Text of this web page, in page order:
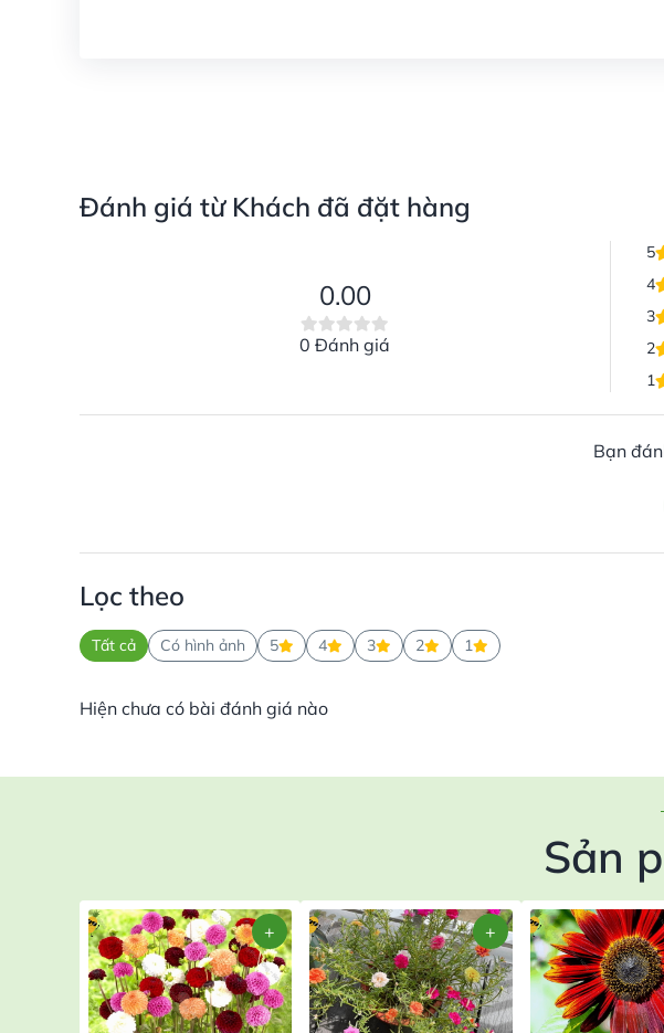
Đánh giá từ Khách đã đặt hàng
0.00
0 Đánh giá
5
4
3
2
1
Bạn
Lọc theo
Tất cả Có hình ảnh 5 4 3 2 1
Hiện chưa có bài đánh giá nào
Sản